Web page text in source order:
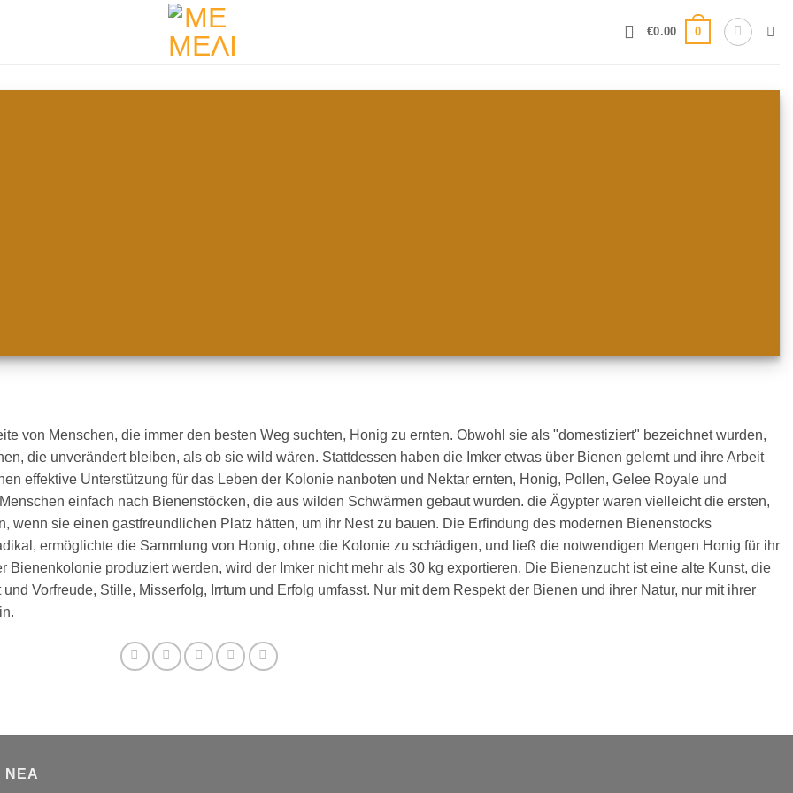
€0.00 0
von Menschen, die immer den besten Weg suchten, Honig zu ernten. Obwohl sie als "domestiziert" bezeichnet wurden,
die unverändert bleiben, als ob sie wild wären. Stattdessen haben die Imker etwas über Bienen gelernt und ihre Arbeit
effektive Unterstützung für das Leben der Kolonie nanboten und Nektar ernten, Honig, Pollen, Gelee Royale und
einfach nach Bienenstöcken, die aus wilden Schwärmen gebaut wurden. die Ägypter waren vielleicht die ersten,
wenn sie einen gastfreundlichen Platz hätten, um ihr Nest zu bauen. Die Erfindung des modernen Bienenstocks
ermöglichte die Sammlung von Honig, ohne die Kolonie zu schädigen, und ließ die notwendigen Mengen Honig für ihr
produziert werden, wird der Imker nicht mehr als 30 kg exportieren. Die Bienenzucht ist eine alte Kunst, die
Vorfreude, Stille, Misserfolg, Irrtum und Erfolg umfasst. Nur mit dem Respekt der Bienen und ihrer Natur, nur mit ihrer
ΝΈΑ